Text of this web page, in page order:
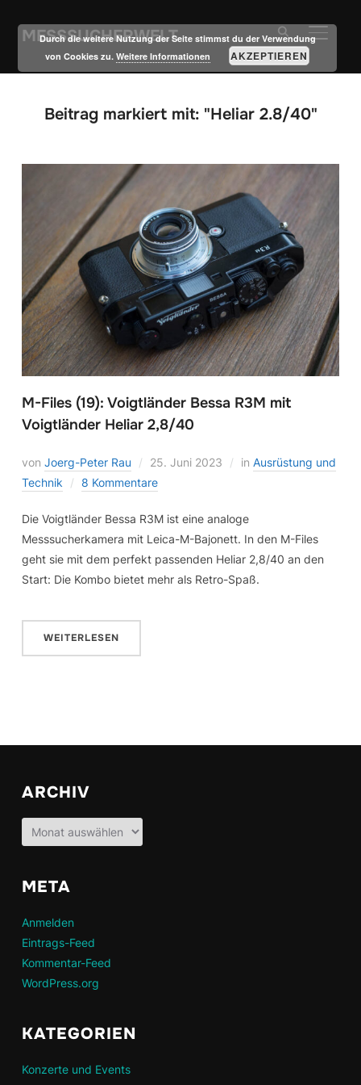
MESSSUCHERWELT
Beitrag markiert mit: "Heliar 2.8/40"
M-Files (19): Voigtländer Bessa R3M mit
Voigtländer Heliar 2,8/40
von Joerg-Peter Rau 25. Juni 2023 in Ausrüstung und
Technik
8 Kommentare
Die Voigtländer Bessa R3M ist eine analoge
Messsucherkamera mit Leica-M-Bajonett. In den M-Files
geht sie mit dem perfekt passenden Heliar 2,8/40 an den
Start: Die Kombo bietet mehr als Retro-Spaß.
WEITERLESEN
ARCHIV
Archiv
META
Anmelden
Eintrags-Feed
Kommentar-Feed
WordPress.org
KATEGORIEN
Konzerte und Events
Durch die weitere Nutzung der Seite stimmst du der Verwendung
von Cookies zu.Weitere Informationen AKZEPTIEREN